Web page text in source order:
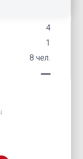
4
1
8 чел.